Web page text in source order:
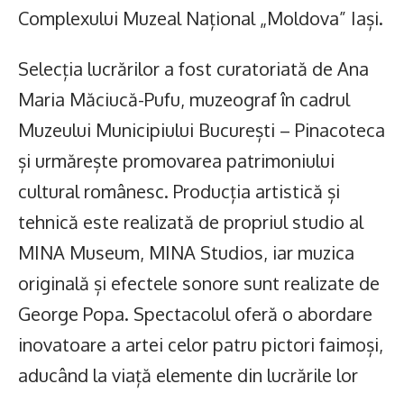
Complexului Muzeal Național „Moldova” Iași.
Selecția lucrărilor a fost curatoriată de Ana
Maria Măciucă-Pufu, muzeograf în cadrul
Muzeului Municipiului București – Pinacoteca
și urmărește promovarea patrimoniului
cultural românesc. Producția artistică și
tehnică este realizată de propriul studio al
MINA Museum, MINA Studios, iar muzica
originală și efectele sonore sunt realizate de
George Popa. Spectacolul oferă o abordare
inovatoare a artei celor patru pictori faimoși,
aducând la viață elemente din lucrările lor